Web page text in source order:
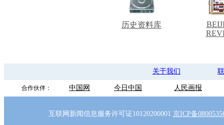
历史资料库
关于我们
合作伙伴： 中国网 今日中国 人民画报
互联网新闻信息服务许可证10120200001 京ICP备